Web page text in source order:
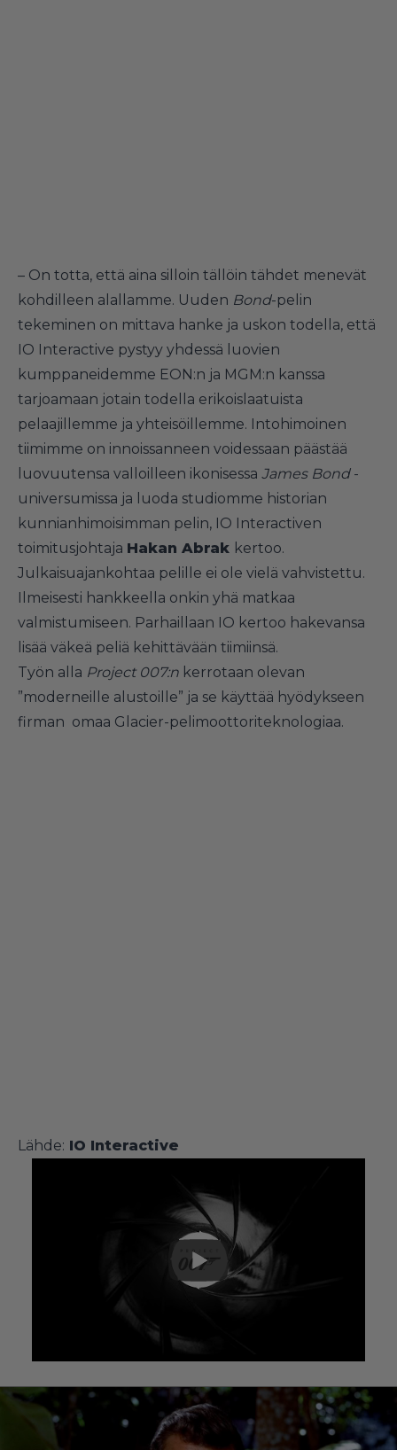
– On totta, että aina silloin tällöin tähdet menevät
kohdilleen alallamme. Uuden Bond-pelin
tekeminen on mittava hanke ja uskon todella, että
IO Interactive pystyy yhdessä luovien
kumppaneidemme EON:n ja MGM:n kanssa
tarjoamaan jotain todella erikoislaatuista
pelaajillemme ja yhteisöillemme. Intohimoinen
tiimimme on innoissanneen voidessaan päästää
luovuutensa valloilleen ikonisessa James Bond -
universumissa ja luoda studiomme historian
kunnianhimoisimman pelin, IO Interactiven
toimitusjohtaja Hakan Abrak kertoo.
Julkaisuajankohtaa pelille ei ole vielä vahvistettu.
Ilmeisesti hankkeella onkin yhä matkaa
valmistumiseen. Parhaillaan IO kertoo hakevansa
lisää väkeä peliä kehittävään tiimiinsä.
Työn alla Project 007:n kerrotaan olevan
”moderneille alustoille” ja se käyttää hyödykseen
firman omaa Glacier-pelimoottoriteknologiaa.
Lähde: IO Interactive